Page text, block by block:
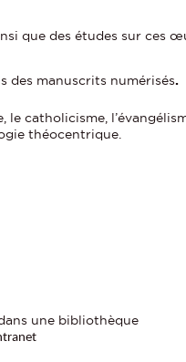
que des études sur ces
des manuscrits numérisés.
catholicisme,
théocentrique.
une bibliothèque